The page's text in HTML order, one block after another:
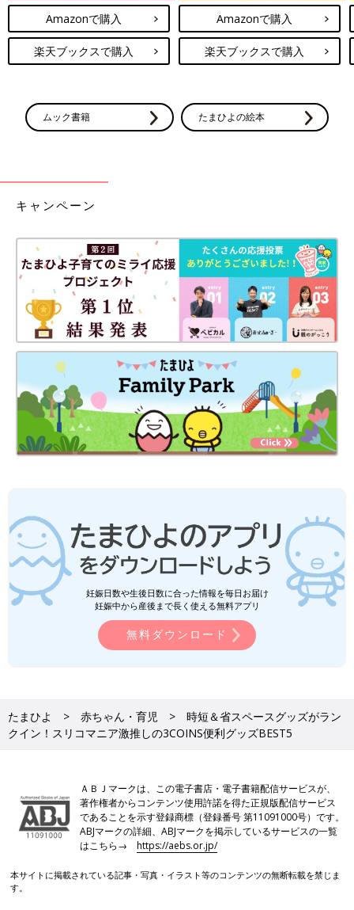
Amazonで購入
楽天ブックスで購入
Amazonで購入
楽天ブックスで購入
ムック書籍 たまひよの絵本
キャンペーン
妊娠日数や生後日数に合った情報を毎日お届け
妊娠中から産後まで長く使える無料アプリ
無料ダウンロード
たまひよ 赤ちゃん・育児
時短＆省スペースグッズがラン
クイン！スリコマニア激推しの3COINS便利グッズBEST5
ＡＢＪマークは、この電子書店・電子書籍配信サービスが、
著作権者からコンテンツ使用許諾を得た正規版配信サービス
であることを示す登録商標（登録番号 第11091000号）です。
ABJマークの詳細、ABJマークを掲示しているサービスの一覧
はこちら→https://aebs.or.jp/
本サイトに掲載されている記事・写真・イラスト等のコンテンツの無断転載を禁じま
す。